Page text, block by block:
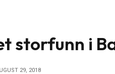
storfunn i
29, 2018